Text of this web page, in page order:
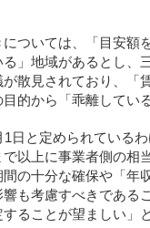
ついては、「目安額
」地域があるとし、
散見されており、「
的から「乖離してい
日と定められている
で以上に事業者側の
の十分な確保や「年
も考慮すべきである
ることが望ましい」